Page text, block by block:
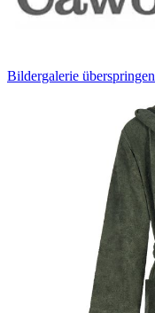
Bildergalerie überspringen